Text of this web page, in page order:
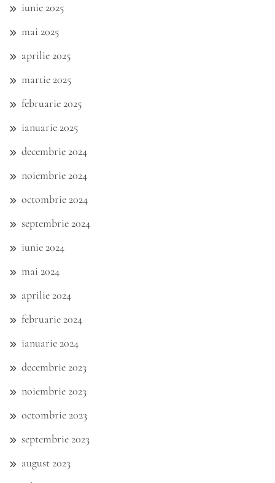
iunie 2025
mai 2025
aprilie 2025
martie 2025
februarie 2025
ianuarie 2025
decembrie 2024
noiembrie 2024
octombrie 2024
septembrie 2024
iunie 2024
mai 2024
aprilie 2024
februarie 2024
ianuarie 2024
decembrie 2023
noiembrie 2023
octombrie 2023
septembrie 2023
august 2023